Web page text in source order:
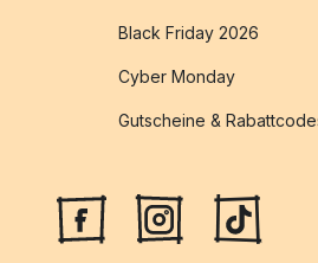
Black Friday 2026
Cyber Monday
Gutscheine &